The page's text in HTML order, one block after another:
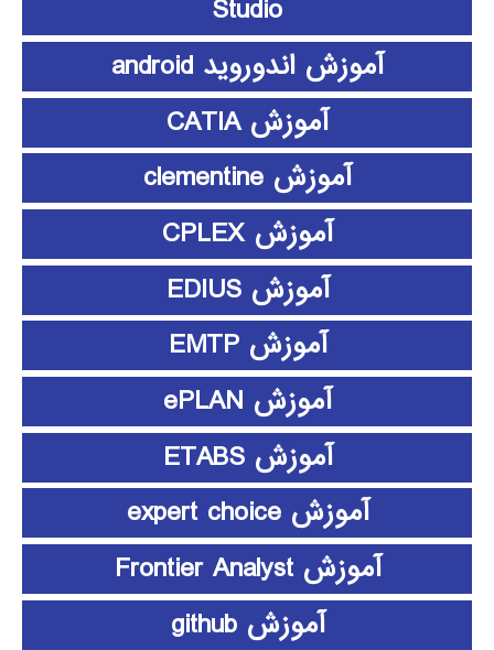
Studio
آموزش اندوروید android
آموزش CATIA
آموزش clementine
آموزش CPLEX
آموزش EDIUS
آموزش EMTP
آموزش ePLAN
آموزش ETABS
آموزش expert choice
آموزش Frontier Analyst
آموزش github